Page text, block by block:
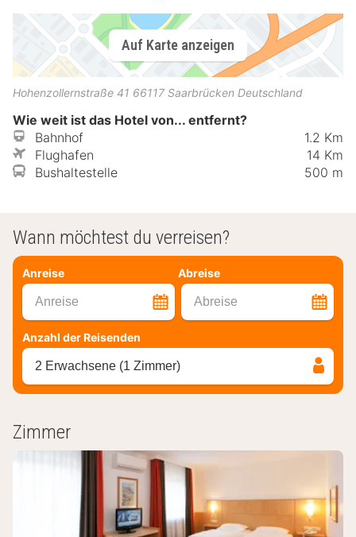
Auf Karte anzeigen
Hohenzollernstraße 41 66117 Saarbrücken Deutschland
Wie weit ist das Hotel von... entfernt?
Bahnhof
1.2 Km
Flughafen
14 Km
Bushaltestelle
500 m
Wann möchtest du verreisen?
Anreise Abreise
Anreise Abreise
Anzahl der Reisenden
2 Erwachsene (1 Zimmer)
Zimmer